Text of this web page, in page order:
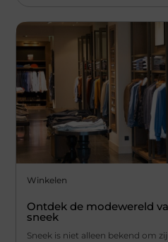
Winkelen
Ontdek de modewereld
sneek
Sneek is niet alleen bekend om